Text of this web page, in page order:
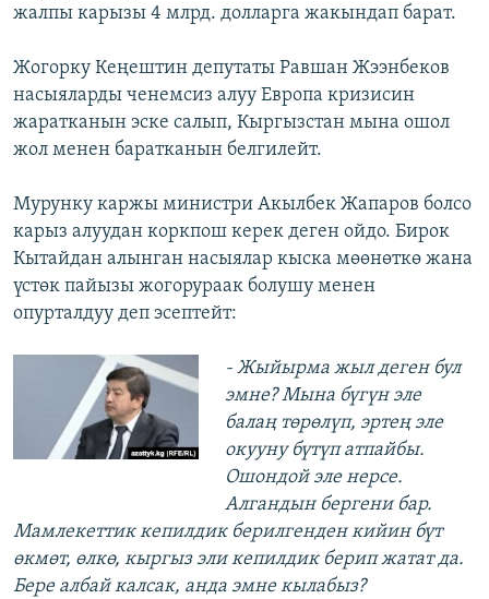
жалпы карызы 4 млрд. долларга жакындап барат.
Жогорку Кеңештин депутаты Равшан Жээнбеков
насыяларды ченемсиз алуу Европа кризисин
жаратканын эске салып, Кыргызстан мына ошол
жол менен баратканын белгилейт.
Мурунку каржы министри Акылбек Жапаров болсо
карыз алуудан коркпош керек деген ойдо. Бирок
Кытайдан алынган насыялар кыска мөөнөткө жана
үстөк пайызы жогорураак болушу менен
опурталдуу деп эсептейт:
- Жыйырма жыл деген бул
эмне? Мына бүгүн эле
балаң төрөлүп, эртең эле
окууну бүтүп атпайбы.
Ошондой эле нерсе.
Алгандын бергени бар.
Мамлекеттик кепилдик берилгенден кийин бүт
өкмөт, өлкө, кыргыз эли кепилдик берип жатат да.
Бере албай калсак, анда эмне кылабыз?